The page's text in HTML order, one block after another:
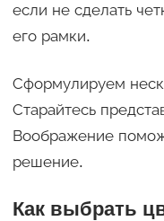
если не сделать
его рамки.
Сформулируем
Старайтесь
Воображение
решение.
Как выбрать